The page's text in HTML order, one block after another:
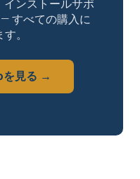
インストールサポ
すべての購入に
。
見る →